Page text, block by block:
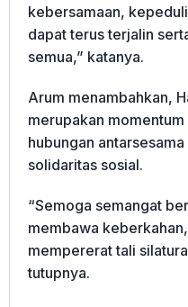
kebersamaan,
dapat terus terjalin
semua,” katanya.
Arum menambahkan,
merupakan
hubungan
solidaritas sosial.
“Semoga semangat
membawa
mempererat tali
tutupnya.